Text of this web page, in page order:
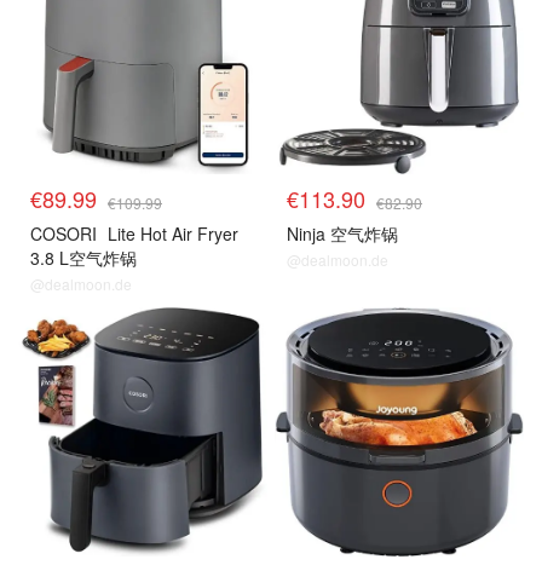
€89.99 €109.99
COSORI Lite Hot Air Fryer
3.8 L空气炸锅
@dealmoon.de
€113.90 €82.90
Ninja 空气炸锅
@dealmoon.de
空气炸锅 空气炸锅